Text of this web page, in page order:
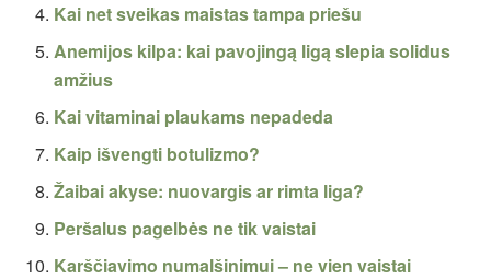
Kai net sveikas maistas tampa priešu
Anemijos kilpa: kai pavojingą ligą slepia solidus
amžius
Kai vitaminai plaukams nepadeda
Kaip išvengti botulizmo?
Žaibai akyse: nuovargis ar rimta liga?
Peršalus pagelbės ne tik vaistai
Karščiavimo numalšinimui – ne vien vaistai